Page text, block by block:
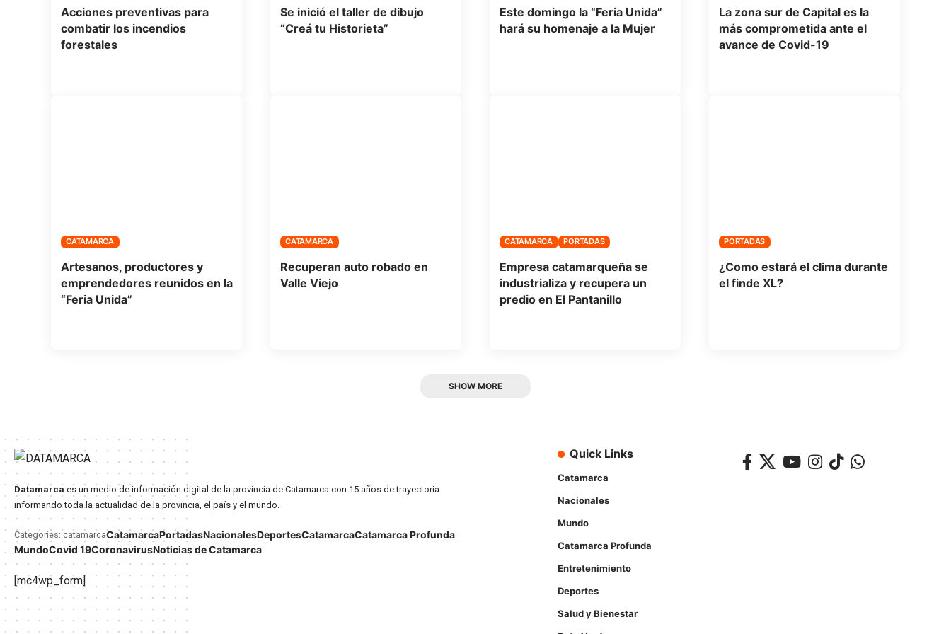
Acciones preventivas para
combatir los incendios
forestales
Se inició el taller de dibujo
“Creá tu Historieta”
Este domingo la “Feria Unida”
hará su homenaje a la Mujer
La zona sur de Capital es la
más comprometida ante el
avance de Covid-19
CATAMARCA
Artesanos, productores y
emprendedores reunidos en la
“Feria Unida”
CATAMARCA
Recuperan auto robado en
Valle Viejo
CATAMARCA PORTADAS
Empresa catamarqueña se
industrializa y recupera un
predio en El Pantanillo
PORTADAS
¿Como estará el clima durante
el finde XL?
SHOW MORE
Datamarca es un medio de información digital de la provincia de Catamarca con 15 años de trayectoria
informando toda la actualidad de la provincia, el país y el mundo.
Categories: catamarcaCatamarcaPortadasNacionalesDeportesCatamarcaCatamarca Profunda
MundoCovid 19CoronavirusNoticias de Catamarca
[mc4wp_form]
Quick Links
Catamarca
Nacionales
Mundo
Catamarca Profunda
Entretenimiento
Deportes
Salud y Bienestar